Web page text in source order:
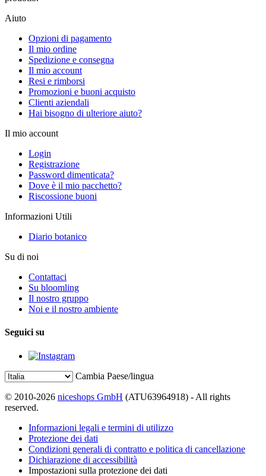
Aiuto
Opzioni di pagamento
Il mio ordine
Spedizione e consegna
Il mio account
Resi e rimborsi
Promozioni e buoni acquisto
Clienti aziendali
Hai bisogno di ulteriore aiuto?
Il mio account
Login
Registrazione
Password dimenticata?
Dove è il mio pacchetto?
Riscossione buoni
Informazioni Utili
Diario botanico
Su di noi
Contattaci
Su bloomling
Il nostro gruppo
Noi e il nostro ambiente
Seguici su
Cambia Paese/lingua
© 2010-2026 niceshops GmbH (ATU63964918) - All rights
reserved.
Informazioni legali e termini di utilizzo
Protezione dei dati
Condizioni generali di contratto e politica di cancellazione
Dichiarazione di accessibilità
Impostazioni sulla protezione dei dati